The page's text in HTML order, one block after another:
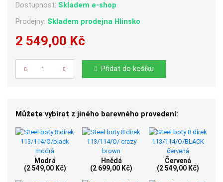
Dostupnost: Skladem e-shop
Prodejny: Skladem prodejna Hlinsko
2 549,00 Kč
Počet
Přidat do košíku
Můžete vybírat z jiného barevného provedení:
Modrá
(2 549,00 Kč)
Hnědá
(2 699,00 Kč)
Červená
(2 549,00 Kč)